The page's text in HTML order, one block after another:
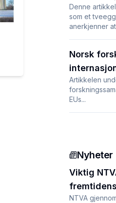
Denne
som et
anerkjenner
Norsk
Artikkelen
EUs...
Nyheter
Viktig
NTVA